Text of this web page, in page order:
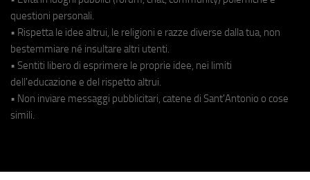
questioni personali.
• Rispetta le idee altrui, le religioni e razze diverse dalla tua, non
bestemmiare né insultare altri utenti.
• Sentiti libero di esprimere le proprie idee, nei limiti
dell'educazione e del rispetto altrui.
• Non inviare messaggi pubblicitari, catene di Sant'Antonio o cose
simili.